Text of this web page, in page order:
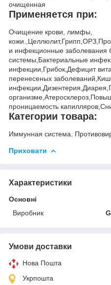
очищенная
Применяется при:
Очищение крови, лимфы,
и инфекционные заболевания
системы,Бактериальные
инфекции,Грибок,Дефицит
перенесеных
проницаемость
Категории товара:
Иммунная система.
Приховати
Характеристики
Основні
Виробник
Умови доставки
Нова Пошта
Укрпошта